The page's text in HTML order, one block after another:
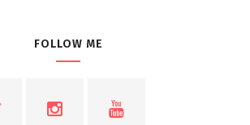
FOLLOW ME